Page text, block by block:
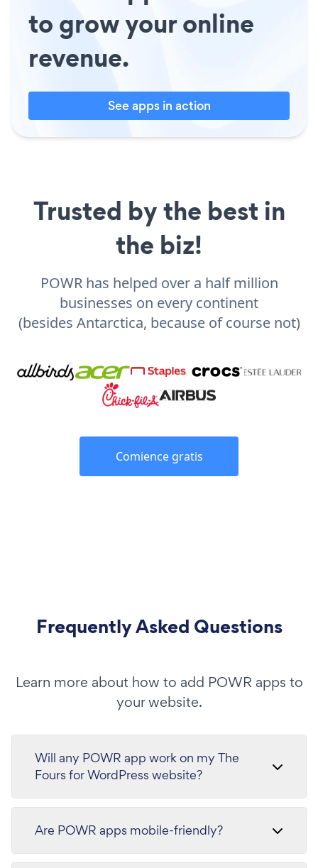
to grow your online
revenue.
See apps in action
Trusted by the best in
the biz!
POWR has helped over a half million
businesses on every continent
(besides Antarctica, because of course not)
Comience gratis
Frequently Asked Questions
Learn more about how to add POWR apps to
your website.
Will any POWR app work on my The
Fours for WordPress website?
Are POWR apps mobile-friendly?